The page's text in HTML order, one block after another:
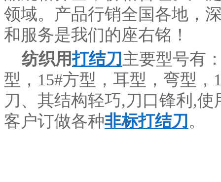
领域。产品行销全国各地，
和服务是我们的座右铭！
纺织用打结刀 主要型号有
型，15#方型，耳型，弯型
刀、其结构轻巧,刀口锋利,
客户订做各种非标打结刀 。